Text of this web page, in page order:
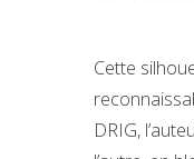
Cette
DRIG,